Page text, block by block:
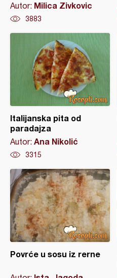
Autor: Milica Zivkovic
3883
Italijanska pita od
paradajza
Autor: Ana Nikolić
3315
Povrće u sosu iz rerne